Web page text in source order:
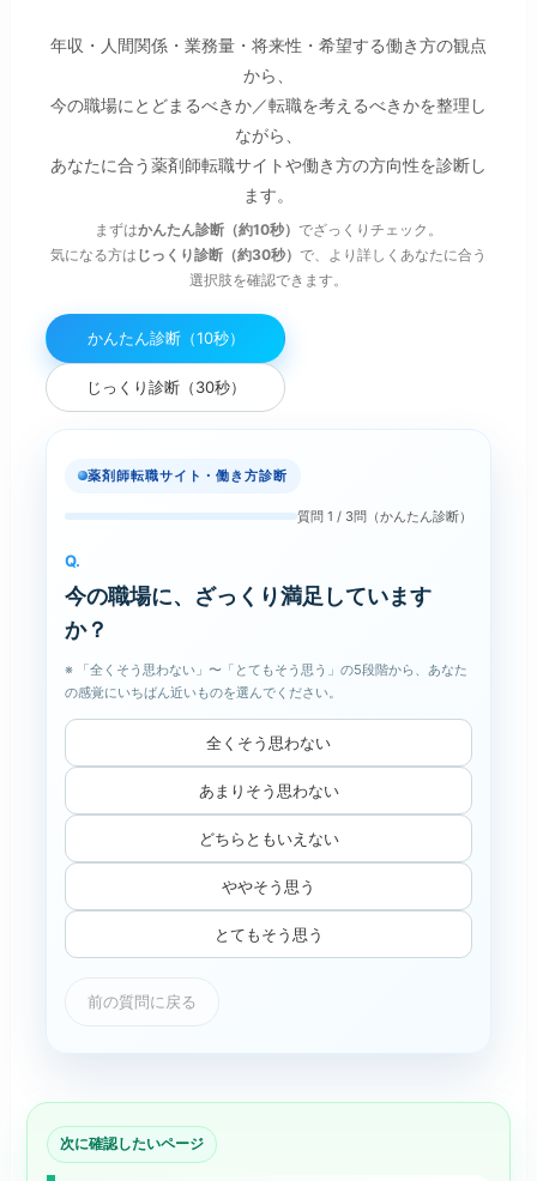
年収・人間関係・業務量・将来性・希望する働き方の観点
から、
今の職場にとどまるべきか／転職を考えるべきかを整理し
ながら、
あなたに合う薬剤師転職サイトや働き方の方向性を診断し
ます。
まずはかんたん診断（約10秒） でざっくりチェック。
気になる方は じっくり診断（約30秒） で、より詳しくあなたに合う
選択肢を確認できます。
かんたん診断（10秒）
じっくり診断（30秒）
薬剤師転職サイト・働き方診断
質問 1 / 3問（かんたん診断）
Q.
今の職場に、ざっくり満足しています
か？
※ 「全くそう思わない」〜「とてもそう思う」の5段階から、あなた
の感覚にいちばん近いものを選んでください。
全くそう思わない
あまりそう思わない
どちらともいえない
ややそう思う
とてもそう思う
前の質問に戻る
次に確認したいページ